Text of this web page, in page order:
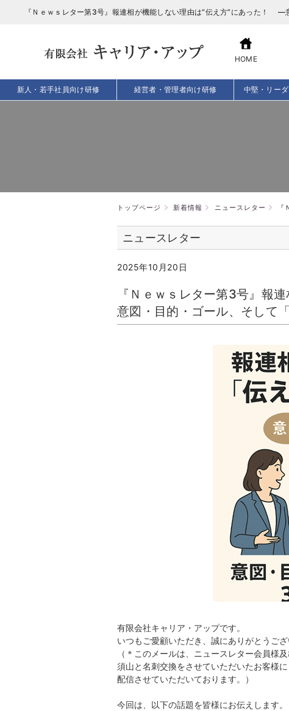
HOME
新人・若手社員向け研修 経営者・管理者向け研修 中堅・リー
トップページ 新着情報 ニュースレター
ニュースレター
2025年10月20日
『Ｎｅｗｓレター第3号』
意図・目的・ゴール、そして
有限会社キャリア・アップです。
いつもご愛顧いただき、誠にありがとうござ
（＊このメールは、ニュースレター会員様及
須山と名刺交換をさせていただいたお客様に
配信させていただいております。）
今回は、以下の話題を皆様にお伝えします。